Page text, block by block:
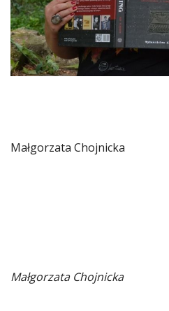
Małgorzata Chojnicka
Małgorzata Chojnicka